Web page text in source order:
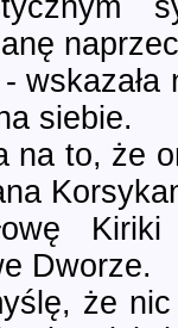
siebie.
na to, że
Dworze.
że